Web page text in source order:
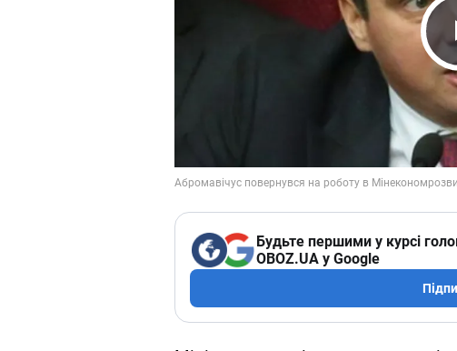
Будьте першими у курсі
OBOZ.UA у Google